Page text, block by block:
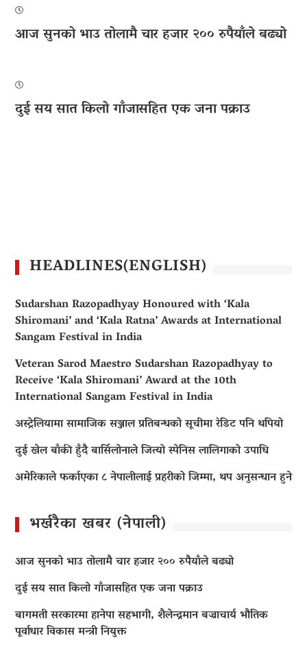
आज सुनको भाउ तोलामै चार हजार २०० रुपैयाँले बढ्यो
दुई सय सात किलो गाँजासहित एक जना पक्राउ
HEADLINES(ENGLISH)
Sudarshan Razopadhyay Honoured with ‘Kala
Shiromani’ and ‘Kala Ratna’ Awards at International
Sangam Festival in India
Veteran Sarod Maestro Sudarshan Razopadhyay to
Receive ‘Kala Shiromani’ Award at the 10th
International Sangam Festival in India
अस्ट्रेलियामा सामाजिक सञ्जाल प्रतिबन्धको सूचीमा रेडिट पनि थपियो
दुई खेल बाँकी हुँदै बार्सिलोनाले जित्यो स्पेनिस लालिगाको उपाधि
अमेरिकाले फर्काएका ८ नेपालीलाई प्रहरीको जिम्मा, थप अनुसन्धान हुने
भर्खरैका खबर (नेपाली)
आज सुनको भाउ तोलामै चार हजार २०० रुपैयाँले बढ्यो
दुई सय सात किलो गाँजासहित एक जना पक्राउ
बागमती सरकारमा हानेपा सहभागी, शैलेन्द्रमान बज्राचार्य भौतिक
पूर्वाधार विकास मन्त्री नियुक्त